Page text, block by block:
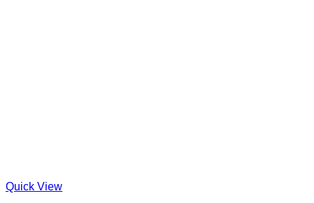
Quick View